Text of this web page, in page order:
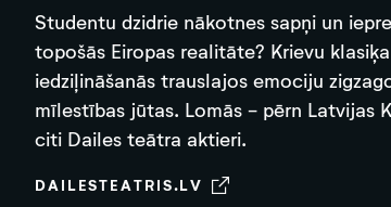
Studentu dzidrie nākotnes sapņi un
topošās Eiropas realitāte? Krievu
iedziļināšanās trauslajos emociju
mīlestības jūtas. Lomās - pērn Latvijas
citi Dailes teātra aktieri.
DAILESTEATRIS.LV